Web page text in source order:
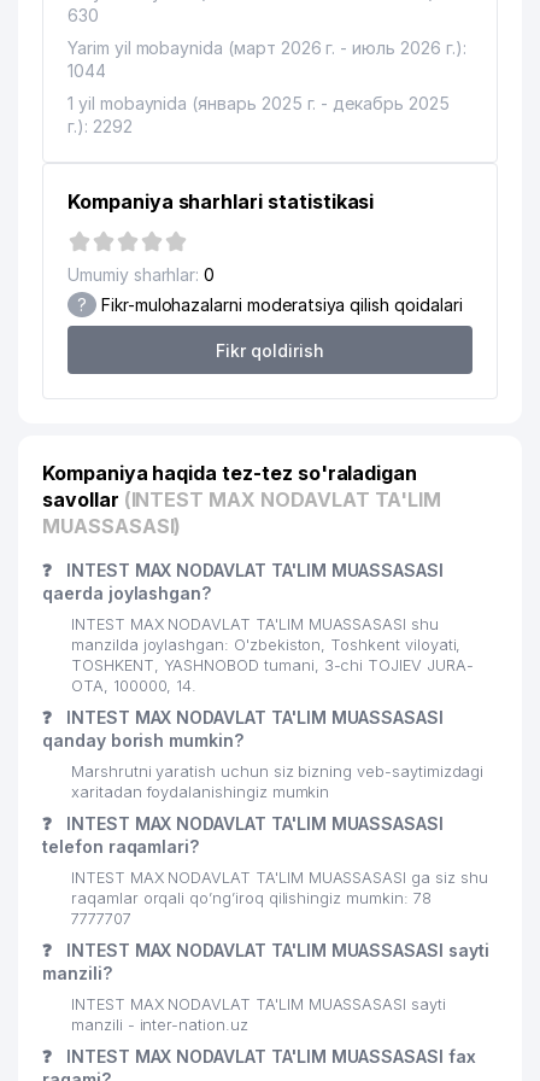
16 BUROVA V.N. XUSUSIY KORXONASI 367 м
17 BUSINESS BOOK MChJ 396 м
18 EKO SPA TRIUMF MChJ 403 м
20 ARCH DECO MChJ
21 DUNYO AXBOROT AGENTLIGI
22
TOSHKENT SHAHAR QURILISH
SOHASIDA HUDUDIY NAZORAT
454 м
AXBOROT TEXNOLOGIYALARI VA
24 DELTA GLOBAL SOLUTIONS MChJ 459 м
26
HUQUQ VA BURCH IJTIMOIY
HUQUQIY JURNALI UK
O'ZBEKISTON TASHQI ISHLAR
VAZIRLIGI
492 м
28
GABUROV EVGENIY MIHAYLOVICH
29 MUBORAK MChJ
O'ZBEKISTON RESPUBLIKASI
ADLIYA VAZIRLIGI
31 MITRA SAVDO MChJ
32
O'ZBEKISTON RESPUBLIKASI BOSH
33 HUQUQ UK
630
Yarim yil mobaynida (март 2026 г. - июль 2026 г.):
1044
1 yil mobaynida (январь 2025 г. - декабрь 2025
г.): 2292
Kompaniya sharhlari statistikasi
Umumiy sharhlar: 0
? Fikr-mulohazalarni moderatsiya qilish qoidalari
Fikr qoldirish
Kompaniya haqida tez-tez so'raladigan
savollar (INTEST MAX NODAVLAT TA'LIM
MUASSASASI)
❓
INTEST MAX NODAVLAT TA'LIM MUASSASASI
qaerda joylashgan?
INTEST MAX NODAVLAT TA'LIM MUASSASASI shu
manzilda joylashgan: O'zbekiston, Toshkent viloyati,
TOSHKENT, YASHNOBOD tumani, 3-chi TOJIEV JURA-
OTA, 100000, 14.
❓
INTEST MAX NODAVLAT TA'LIM MUASSASASI
qanday borish mumkin?
Marshrutni yaratish uchun siz bizning veb-saytimizdagi
xaritadan foydalanishingiz mumkin
❓
INTEST MAX NODAVLAT TA'LIM MUASSASASI
telefon raqamlari?
INTEST MAX NODAVLAT TA'LIM MUASSASASI ga siz shu
raqamlar orqali qo’ng’iroq qilishingiz mumkin: 78
7777707
❓
INTEST MAX NODAVLAT TA'LIM MUASSASASI sayti
manzili?
INTEST MAX NODAVLAT TA'LIM MUASSASASI sayti
manzili - inter-nation.uz
❓
INTEST MAX NODAVLAT TA'LIM MUASSASASI fax